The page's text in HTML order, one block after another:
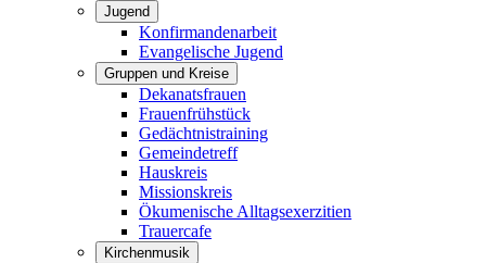
Jugend
Konfirmandenarbeit
Evangelische Jugend
Gruppen und Kreise
Dekanatsfrauen
Frauenfrühstück
Gedächtnistraining
Gemeindetreff
Hauskreis
Missionskreis
Ökumenische Alltagsexerzitien
Trauercafe
Kirchenmusik